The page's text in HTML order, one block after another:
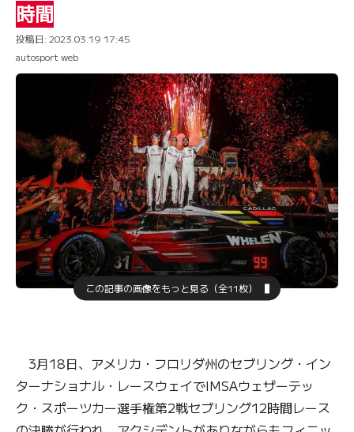
時間
投稿日: 2023.03.19 17:45
autosport web
この記事の画像をもっと見る（全11枚）
3月18日、アメリカ・フロリダ州のセブリング・イン
ターナショナル・レースウェイでIMSAウェザーテッ
ク・スポーツカー選手権第2戦セブリング12時間レース